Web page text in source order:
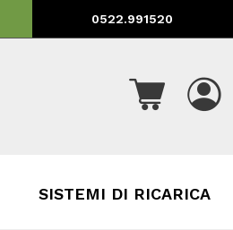
0522.991520
SISTEMI DI RICARICA